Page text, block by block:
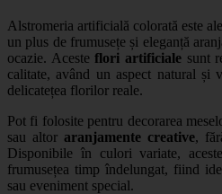
Alstromeria artificială colorată este
un plus de frumusețe și eleganță
ocazie. Acesteflori artificiale sunt
calitate, având un aspect natural și
delicatețea florilor reale.
Pot fi folosite pentru decorarea
sau altor aranjamente creative,
Disponibile în culori variate,
frumusețea timp îndelungat, fiind
sau eveniment special.